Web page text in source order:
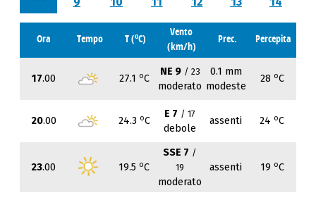
Ora Tempo T (oC)
Vento
(km/h)
Prec. Percepita
17.00 27.1 oC
NE 9 / 23
moderato
0.1 mm
modeste
28 oC
20.00 24.3 oC
E 7 / 17
debole
assenti 24 oC
23.00 19.5 oC
SSE 7 /
19
moderato
assenti 19 oC